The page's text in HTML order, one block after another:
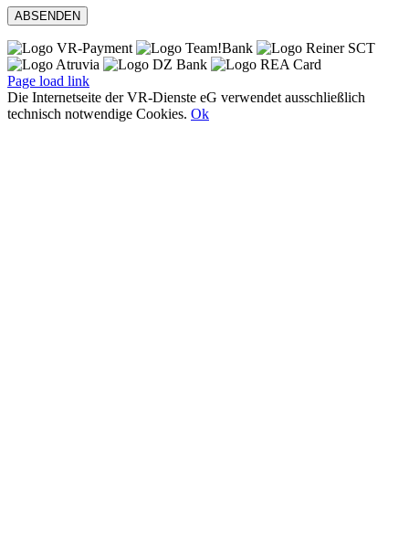
Page load link
Die Internetseite der VR-Dienste eG verwendet ausschließlich
technisch notwendige Cookies. Ok